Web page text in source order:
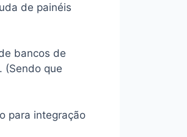
de painéis
bancos de
(Sendo que
para integração